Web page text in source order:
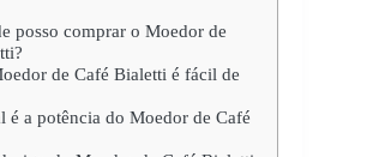
posso comprar o Moedor de
de Café Bialetti é fácil de
é a potência do Moedor de Café